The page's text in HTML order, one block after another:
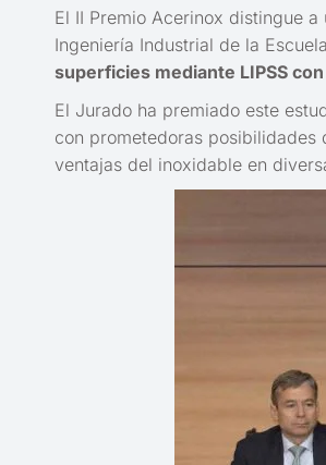
El II Premio Acerinox distingue
Ingeniería Industrial de la
superficies mediante LIPSS
El Jurado ha premiado este
con prometedoras
ventajas del inoxidable en